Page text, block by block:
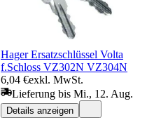
Hager Ersatzschlüssel Volta
f.Schloss VZ302N VZ304N
6,04 €exkl. MwSt.
Lieferung bis Mi., 12. Aug.
Details anzeigen